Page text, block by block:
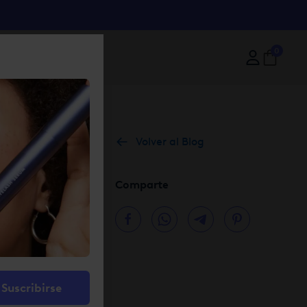
Volver al Blog
Comparte
Suscribirse